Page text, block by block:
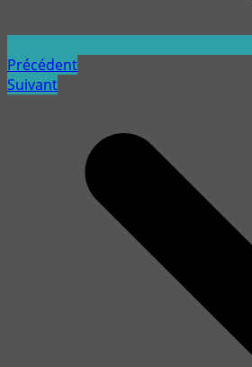
Précédent
Suivant